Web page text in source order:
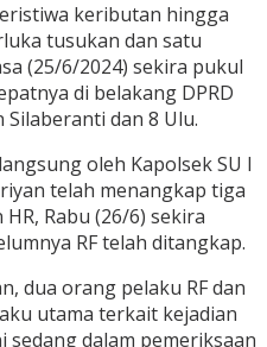
keributan hingga
tusukan dan satu
(25/6/2024) sekira pukul
di belakang DPRD
dan 8 Ulu.
oleh Kapolsek SU I
telah menangkap tiga
Rabu (26/6) sekira
RF telah ditangkap.
dua orang pelaku RF dan
utama terkait kejadian
dalam pemeriksaan